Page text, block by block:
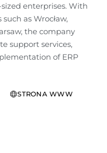
enterprises. With
as Wrocław,
the company
support services,
of ERP
STRONA WWW